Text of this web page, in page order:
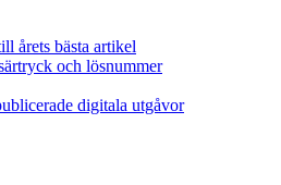
årets bästa artikel
och lösnummer
digitala utgåvor